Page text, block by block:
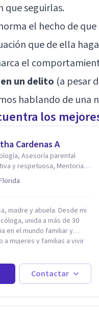
que seguirlas.
el hecho de
que de ella
el
un delito (a pesar
hablando de una
los
Cardenas A
Asesoría parental
y respetuosa, Mentoria
contigo
madre y abuela. Desde mi
unida a más de 30
en el mundo familiar y
a mujeres y familias a vivir
que la vida está
que cada ciclo —personal,
y familiar— trae
Contactar